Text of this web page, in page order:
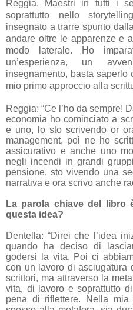
Reggia. Maestri in tutti i
soprattutto nello
insegnato a trarre spunto
andare oltre le apparenze e
modo laterale. Ho
un’esperienza, un
insegnamento, basta saperlo
mio primo approccio alla
Reggia: “Ce l’ho da sempre!
economia ho cominciato a
e uno, lo sto scrivendo or
management, poi ne ho
assicurativo e anche uno
negli incendi in grandi
pensione, sto vivendo una
narrativa e ora scrivo anche
La parola chiave del libro
questa idea?
Dentella: “Direi che l’idea
quando ha deciso di
godersi la vita. Poi ci
con un lavoro di asciugatura
scrittori, ma attraverso la
vita, di lavoro e soprattutto
pena di riflettere. Nella mia